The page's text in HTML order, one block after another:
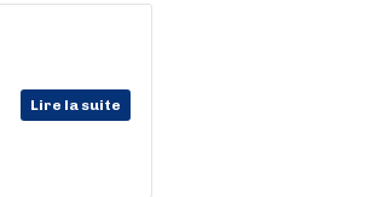
Lire la suite